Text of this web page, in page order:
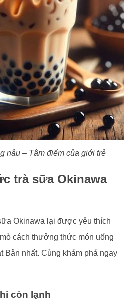
nâu – Tâm điểm của giới trẻ
trà sữa Okinawa
Okinawa lại được yêu thích
cách thưởng thức món uống
Bản nhất. Cùng khám phá ngay
còn lạnh